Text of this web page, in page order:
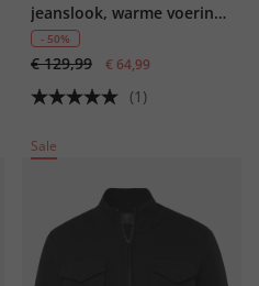
jeanslook, warme voering,
opstaande kraag, tot 8 XL
- 50%
€ 129,99 € 64,99
(1)
Sale